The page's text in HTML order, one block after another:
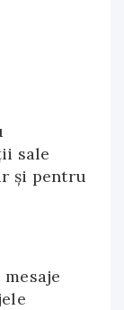
sale
și pentru